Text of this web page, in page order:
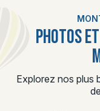
PHOTOS
Explorez nos plus